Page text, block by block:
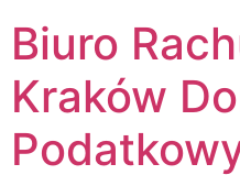
Biuro
Kraków